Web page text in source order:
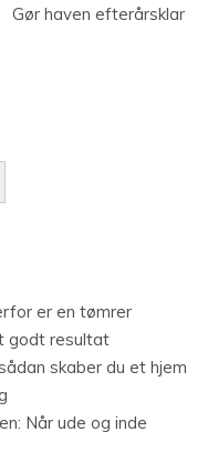
Gør haven efterårsklar
er en tømrer
godt resultat
skaber du et hjem
Når ude og inde